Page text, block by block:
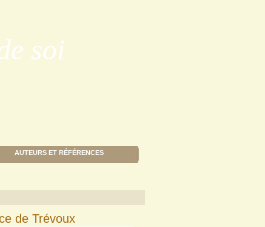
soi
AUTEURS ET RÉFÉRENCES
de Trévoux